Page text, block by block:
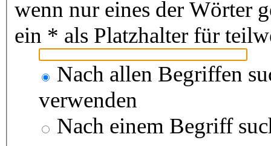
wenn nur eines der Wörter
ein * als Platzhalter für
Nach allen Begriffen
verwenden
Nach einem Begriff